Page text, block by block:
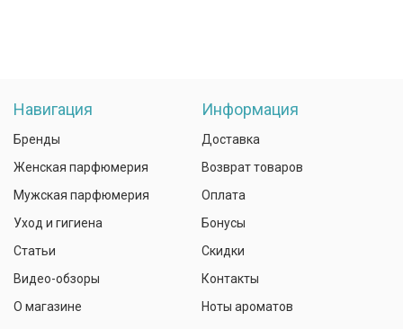
Навигация
Бренды
Женская парфюмерия
Мужская парфюмерия
Уход и гигиена
Статьи
Видео-обзоры
О магазине
Информация
Доставка
Возврат товаров
Оплата
Бонусы
Скидки
Контакты
Ноты ароматов